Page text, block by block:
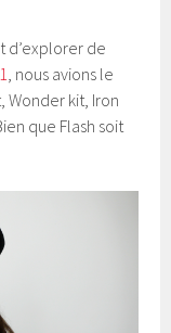
d’explorer de
, nous avions le
Wonder kit, Iron
que Flash soit